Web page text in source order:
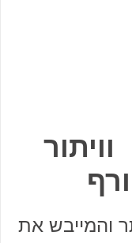
וויתור
והמייבש את